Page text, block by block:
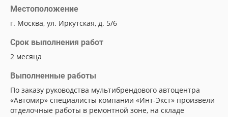
Местоположение
г. Москва, ул. Иркутская, д. 5/6
Срок выполнения работ
2 месяца
Выполненные работы
По заказу руководства мультибрендового автоцентра
«Автомир» специалисты компании «Инт-Экст» произвели
отделочные работы в ремонтной зоне, на складе